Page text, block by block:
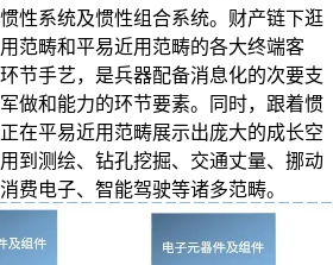
性系统及惯性组合系统。财产链下逛
范畴和平易近用范畴的各大终端客
节手艺，是兵器配备消息化的次要支
做和能力的环节要素。同时，跟着惯
在平易近用范畴展示出庞大的成长空
到测绘、钻孔挖掘、交通丈量、挪动
费电子、智能驾驶等诸多范畴。